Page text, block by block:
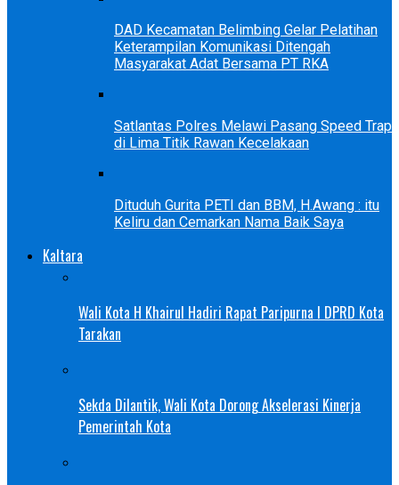
DAD Kecamatan Belimbing Gelar Pelatihan
Keterampilan Komunikasi Ditengah
Masyarakat Adat Bersama PT RKA
Satlantas Polres Melawi Pasang Speed Trap
di Lima Titik Rawan Kecelakaan
Dituduh Gurita PETI dan BBM, H.Awang : itu
Keliru dan Cemarkan Nama Baik Saya
Kaltara
Wali Kota H Khairul Hadiri Rapat Paripurna I DPRD Kota
Tarakan
Sekda Dilantik, Wali Kota Dorong Akselerasi Kinerja
Pemerintah Kota